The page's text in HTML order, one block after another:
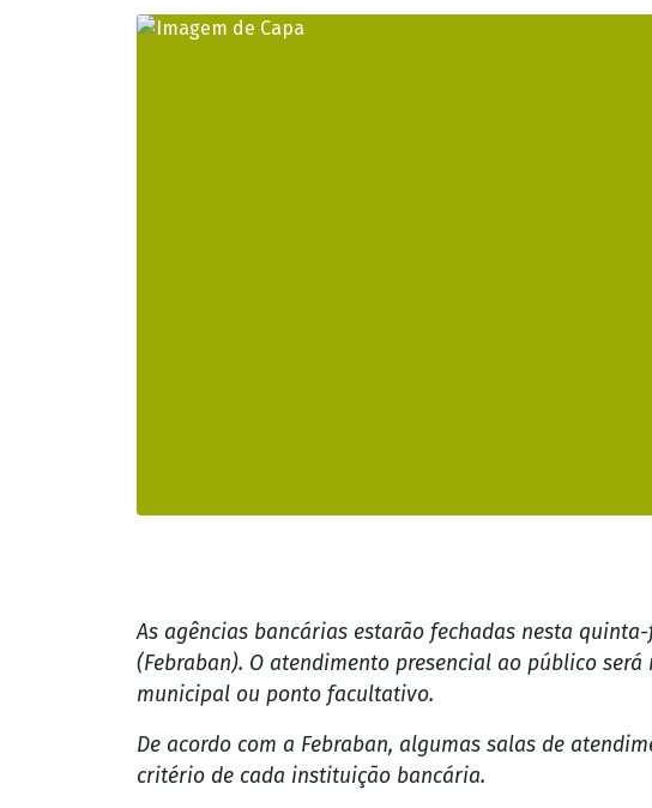
As agências bancárias estarão fechadas nesta
(Febraban). O atendimento presencial ao público
municipal ou ponto facultativo.
De acordo com a Febraban, algumas salas de
critério de cada instituição bancária.